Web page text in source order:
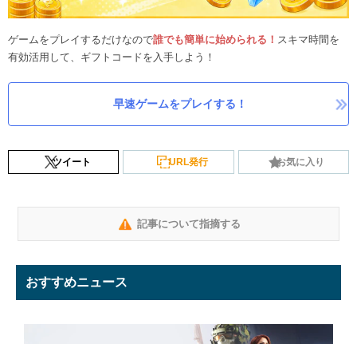
ゲームをプレイするだけなので誰でも簡単に始められる！ スキマ時間を
有効活用して、ギフトコードを入手しよう！
早速ゲームをプレイする！
ツイート URL発行 お気に入り
記事について指摘する
おすすめニュース